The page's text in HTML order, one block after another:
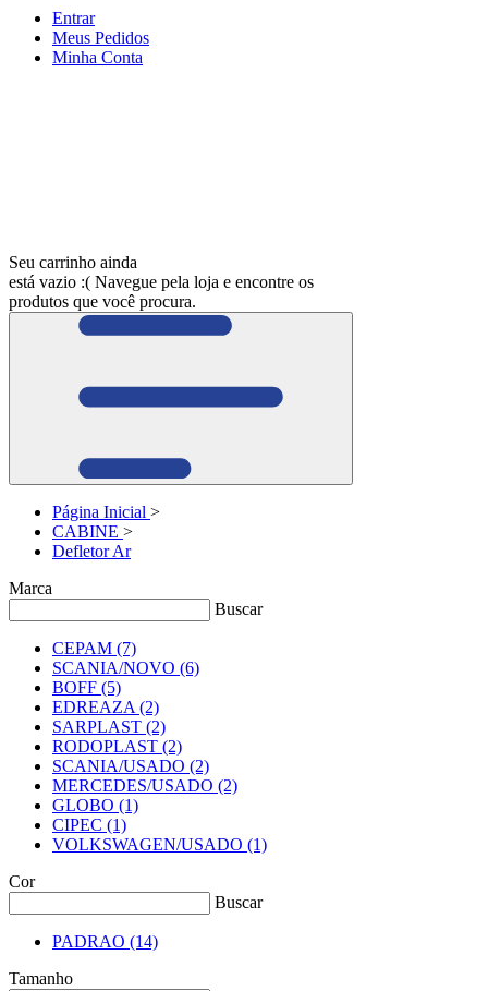
Entrar
Meus Pedidos
Minha Conta
Seu carrinho ainda
está vazio :( Navegue pela loja e encontre os
produtos que você procura.
Página Inicial >
CABINE >
Defletor Ar
Marca
Buscar
CEPAM (7)
SCANIA/NOVO (6)
BOFF (5)
EDREAZA (2)
SARPLAST (2)
RODOPLAST (2)
SCANIA/USADO (2)
MERCEDES/USADO (2)
GLOBO (1)
CIPEC (1)
VOLKSWAGEN/USADO (1)
Cor
Buscar
PADRAO (14)
Tamanho